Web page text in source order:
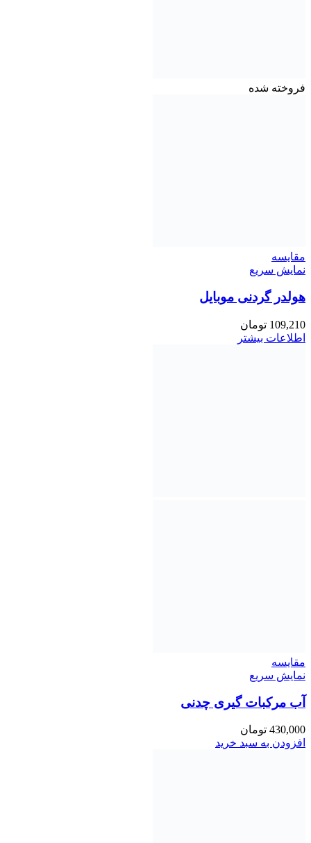
فروخته شده
مقايسه
نمایش سریع
هولدر گردنی موبایل
109,210 تومان
اطلاعات بیشتر
مقايسه
نمایش سریع
آب مرکبات گیری چدنی
430,000 تومان
افزودن به سبد خرید